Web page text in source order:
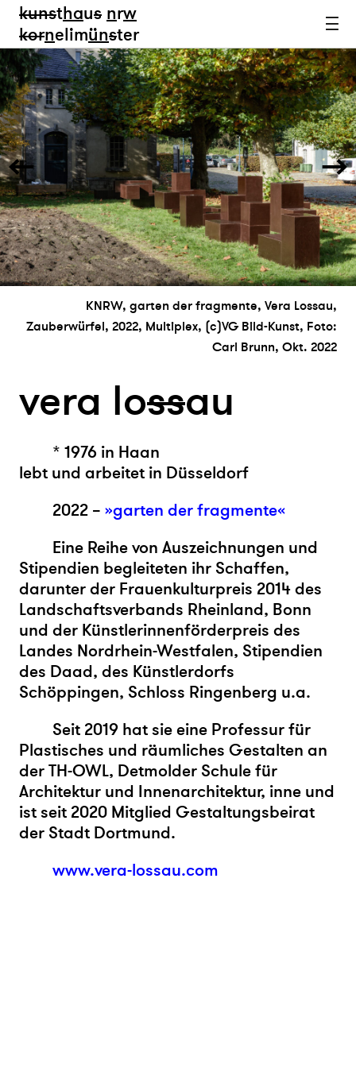
kunsthaus nrw
kornelimünster
KNRW, garten der fragmente, Vera Lossau,
Zauberwürfel, 2022, Multiplex, (c)VG Bild-Kunst, Foto:
Carl Brunn, Okt. 2022
vera lossau
* 1976 in Haan
lebt und arbeitet in Düsseldorf
2022 – »garten der fragmente«
Eine Reihe von Auszeichnungen und
Stipendien begleiteten ihr Schaffen,
darunter der Frauenkulturpreis 2014 des
Landschaftsverbands Rheinland, Bonn
und der Künstlerinnenförderpreis des
Landes Nordrhein-Westfalen, Stipendien
des Daad, des Künstlerdorfs
Schöppingen, Schloss Ringenberg u.a.
Seit 2019 hat sie eine Professur für
Plastisches und räumliches Gestalten an
der TH-OWL, Detmolder Schule für
Architektur und Innenarchitektur, inne und
ist seit 2020 Mitglied Gestaltungsbeirat
der Stadt Dortmund.
www.vera-lossau.com